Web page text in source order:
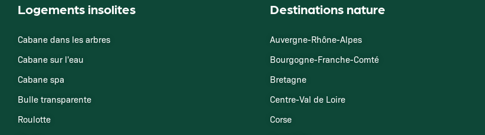
Logements insolites
Cabane dans les arbres
Cabane sur l'eau
Cabane spa
Bulle transparente
Roulotte
Destinations nature
Auvergne-Rhône-Alpes
Bourgogne-Franche-Comté
Bretagne
Centre-Val de Loire
Corse